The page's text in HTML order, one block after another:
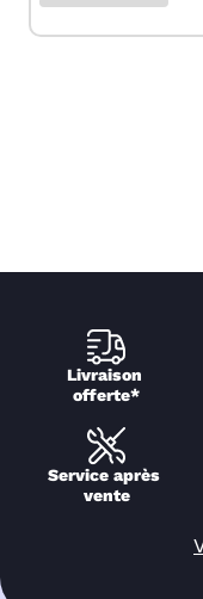
Livraison
offerte*
Service après
vente